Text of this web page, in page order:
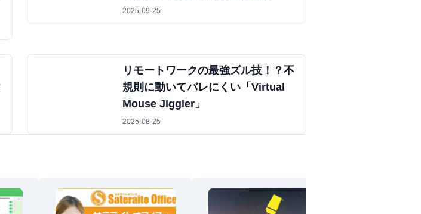
2025-09-25
リモートワークの最強ズル技！？不
規則に動いてバレにくい「Virtual
Mouse Jiggler」
2025-08-25